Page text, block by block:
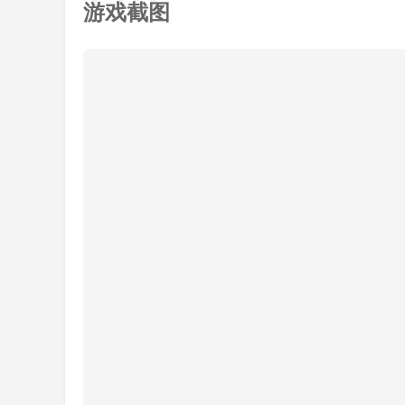
本哦!有很多僵尸入侵你的家，你需要保护你的植
游戏截图